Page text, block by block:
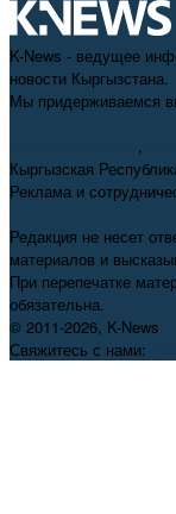
K-News - ведущее
новости Кыргызстана.
Мы придерживаемся
,
Кыргызская
Реклама и
Редакция не несет
материалов и
При перепечатке
обязательна.
© 2011-2026, K-News
Свяжитесь с нами: